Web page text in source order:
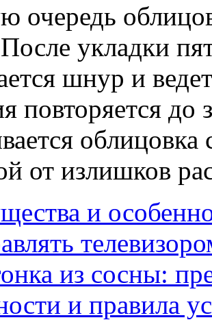
очередь
укладки
шнур и
повторяется до
от излишков
и
из сосны:
и правила